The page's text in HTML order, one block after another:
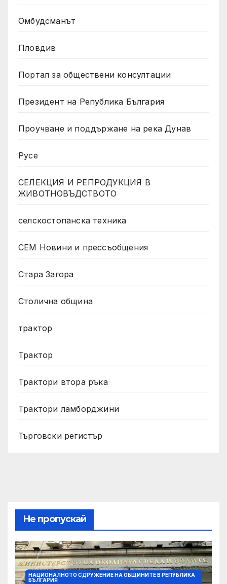
Омбудсманът
Пловдив
Портал за обществени консултации
Президент на Република България
Проучване и поддържане на река Дунав
Русе
СЕЛЕКЦИЯ И РЕПРОДУКЦИЯ В
ЖИВОТНОВЪДСТВОТО
селскостопанска техника
СЕМ Новини и прессъобщения
Стара Загора
Столична община
трактор
Трактор
Трактори втора ръка
Трактори ламборджини
Търговски регистър
Не пропускай
НАЦИОНАЛНОТО СДРУЖЕНИЕ НА ОБЩИНИТЕ В РЕПУБЛИКА
БЪЛГАРИЯ